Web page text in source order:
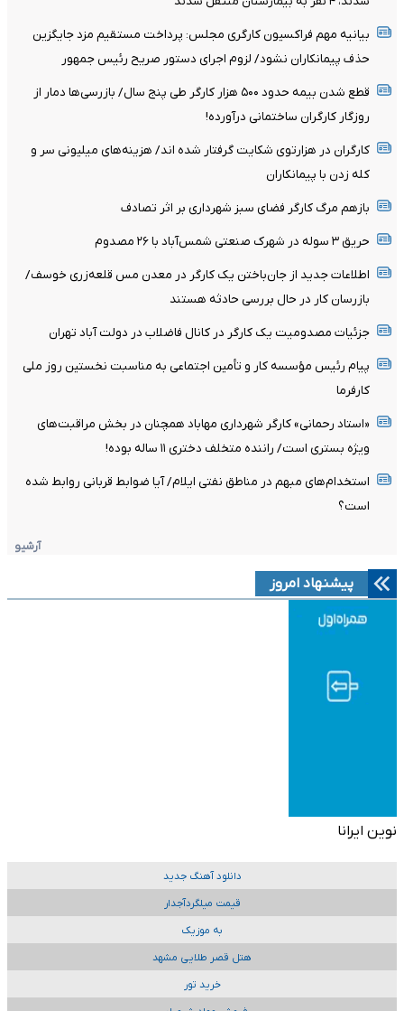
بیانیه مهم فراکسیون کارگری مجلس: پرداخت مستقیم مزد جایگزین
حذف پیمانکاران نشود/ لزوم اجرای دستور صریح رئیس جمهور
قطع شدن بیمه حدود ۵۰۰ هزار کارگر طی پنج سال/ بازرسی‌ها دمار از
روزگار کارگران ساختمانی درآورده!
کارگران در هزارتوی شکایت گرفتار شده اند/ هزینه‌های میلیونی سر و
کله زدن با پیمانکاران
بازهم مرگ کارگر فضای سبز شهرداری بر اثر تصادف
حریق ۳ سوله در شهرک صنعتی شمس‌آباد با ۲۶ مصدوم
اطلاعات جدید از جان‌باختن یک کارگر در معدن مس قلعه‌زری خوسف/
بازرسان کار در حال بررسی حادثه هستند
جزئیات مصدومیت یک کارگر در کانال فاضلاب در دولت آباد تهران
پیام رئیس مؤسسه کار و تأمین اجتماعی به مناسبت نخستین روز ملی
کارفرما
«استاد رحمانی» کارگر شهرداری مهاباد همچنان در بخش مراقبت‌های
ویژه بستری است/ راننده متخلف دختری ۱۱ ساله بوده!
استخدام‌های مبهم در مناطق نفتی ایلام/ آیا ضوابط قربانی روابط شده
است؟
آرشیو
پیشنهاد امروز
نوین ایرانا
دانلود آهنگ جدید
قیمت میلگردآجدار
به موزیک
هتل قصر طلایی مشهد
خرید تور